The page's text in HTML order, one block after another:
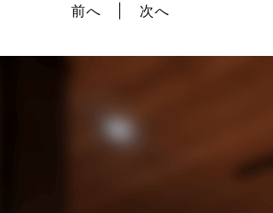
前へ 次へ